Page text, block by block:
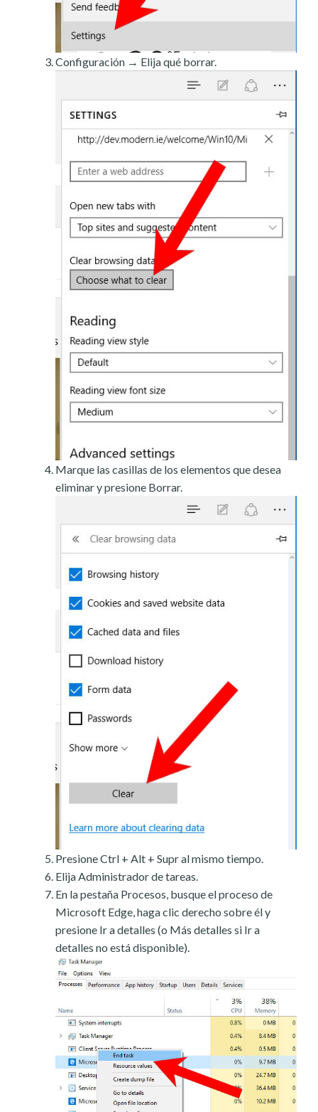
Configuración → Elija qué borrar.
Marque las casillas de los elementos que desea
eliminar y presione Borrar.
Presione Ctrl + Alt + Supr al mismo tiempo.
Elija Administrador de tareas.
En la pestaña Procesos, busque el proceso de
Microsoft Edge, haga clic derecho sobre él y
presione Ir a detalles (o Más detalles si Ir a
detalles no está disponible).